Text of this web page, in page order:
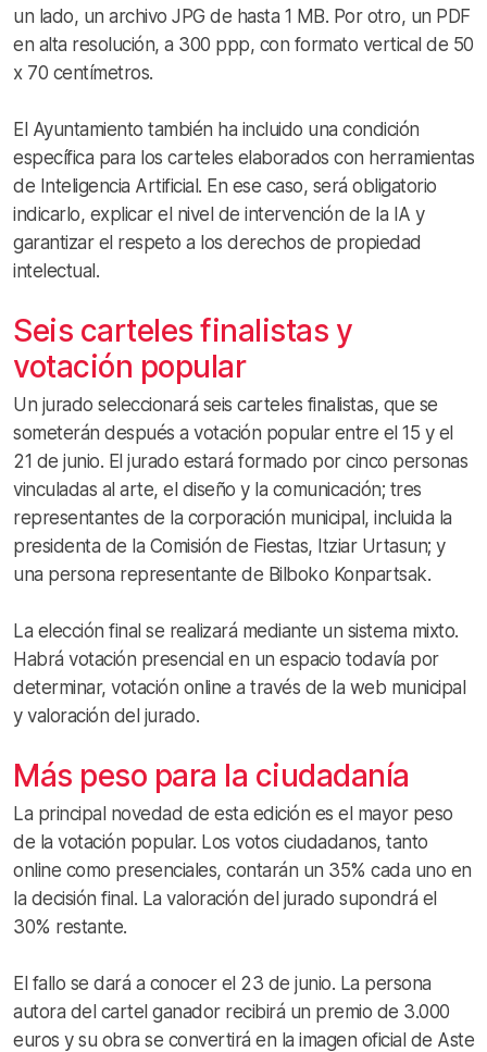
un lado, un archivo JPG de hasta 1 MB. Por otro, un PDF
en alta resolución, a 300 ppp, con formato vertical de 50
x 70 centímetros.
El Ayuntamiento también ha incluido una condición
específica para los carteles elaborados con herramientas
de Inteligencia Artificial. En ese caso, será obligatorio
indicarlo, explicar el nivel de intervención de la IA y
garantizar el respeto a los derechos de propiedad
intelectual.
Seis carteles finalistas y
votación popular
Un jurado seleccionará seis carteles finalistas, que se
someterán después a votación popular entre el 15 y el
21 de junio. El jurado estará formado por cinco personas
vinculadas al arte, el diseño y la comunicación; tres
representantes de la corporación municipal, incluida la
presidenta de la Comisión de Fiestas, Itziar Urtasun; y
una persona representante de Bilboko Konpartsak.
La elección final se realizará mediante un sistema mixto.
Habrá votación presencial en un espacio todavía por
determinar, votación online a través de la web municipal
y valoración del jurado.
Más peso para la ciudadanía
La principal novedad de esta edición es el mayor peso
de la votación popular. Los votos ciudadanos, tanto
online como presenciales, contarán un 35% cada uno en
la decisión final. La valoración del jurado supondrá el
30% restante.
El fallo se dará a conocer el 23 de junio. La persona
autora del cartel ganador recibirá un premio de 3.000
euros y su obra se convertirá en la imagen oficial de Aste